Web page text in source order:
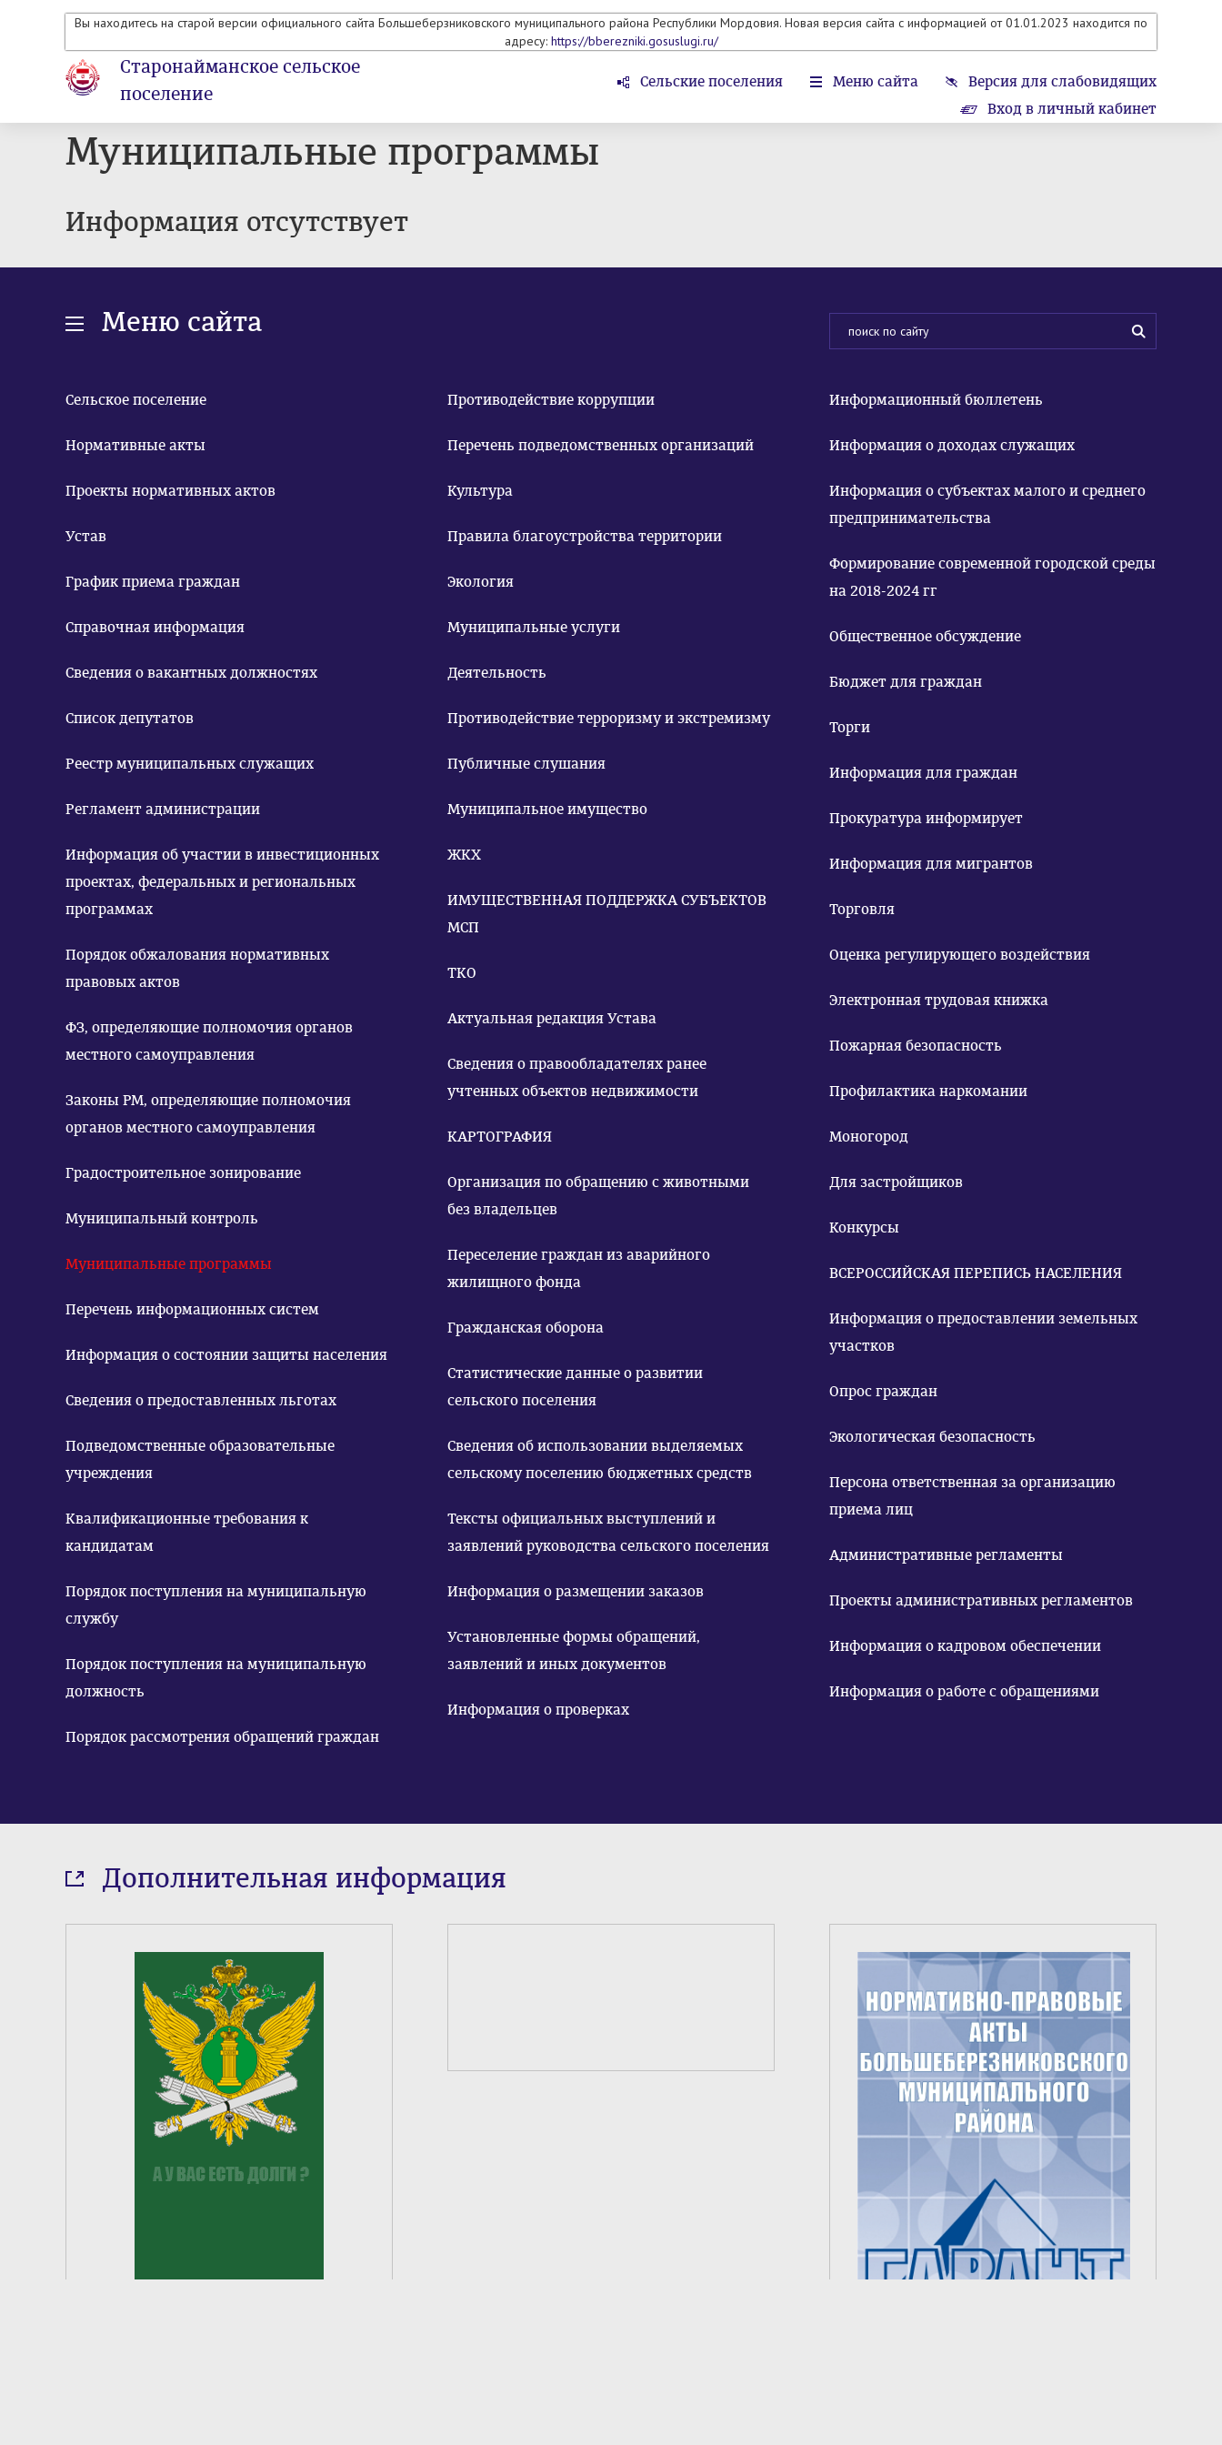
Вы находитесь на старой версии официального сайта Большеберзниковского муниципального района Республики Мордовия. Новая версия сайта с информацией от 01.01.2023 находится по
адресу: https://bberezniki.gosuslugi.ru/
Старонайманское сельское
поселение
Сельские поселения Меню сайта
Версия для слабовидящих
Вход в личный кабинет
Муниципальные программы
Информация отсутствует
Меню сайта
Сельское поселение
Нормативные акты
Проекты нормативных актов
Устав
График приема граждан
Справочная информация
Сведения о вакантных должностях
Список депутатов
Реестр муниципальных служащих
Регламент администрации
Информация об участии в инвестиционных
проектах, федеральных и региональных
программах
Порядок обжалования нормативных
правовых актов
ФЗ, определяющие полномочия органов
местного самоуправления
Законы РМ, определяющие полномочия
органов местного самоуправления
Градостроительное зонирование
Муниципальный контроль
Муниципальные программы
Перечень информационных систем
Информация о состоянии защиты населения
Сведения о предоставленных льготах
Подведомственные образовательные
учреждения
Квалификационные требования к
кандидатам
Порядок поступления на муниципальную
службу
Порядок поступления на муниципальную
должность
Порядок рассмотрения обращений граждан
Противодействие коррупции
Перечень подведомственных организаций
Культура
Правила благоустройства территории
Экология
Муниципальные услуги
Деятельность
Противодействие терроризму и экстремизму
Публичные слушания
Муниципальное имущество
ЖКХ
ИМУЩЕСТВЕННАЯ ПОДДЕРЖКА СУБЪЕКТОВ
МСП
ТКО
Актуальная редакция Устава
Сведения о правообладателях ранее
учтенных объектов недвижимости
КАРТОГРАФИЯ
Организация по обращению с животными
без владельцев
Переселение граждан из аварийного
жилищного фонда
Гражданская оборона
Статистические данные о развитии
сельского поселения
Сведения об использовании выделяемых
сельскому поселению бюджетных средств
Тексты официальных выступлений и
заявлений руководства сельского поселения
Информация о размещении заказов
Установленные формы обращений,
заявлений и иных документов
Информация о проверках
Информационный бюллетень
Информация о доходах служащих
Информация о субъектах малого и среднего
предпринимательства
Формирование современной городской среды
на 2018-2024 гг
Общественное обсуждение
Бюджет для граждан
Торги
Информация для граждан
Прокуратура информирует
Информация для мигрантов
Торговля
Оценка регулирующего воздействия
Электронная трудовая книжка
Пожарная безопасность
Профилактика наркомании
Моногород
Для застройщиков
Конкурсы
ВСЕРОССИЙСКАЯ ПЕРЕПИСЬ НАСЕЛЕНИЯ
Информация о предоставлении земельных
участков
Опрос граждан
Экологическая безопасность
Персона ответственная за организацию
приема лиц
Административные регламенты
Проекты административных регламентов
Информация о кадровом обеспечении
Информация о работе с обращениями
Дополнительная информация